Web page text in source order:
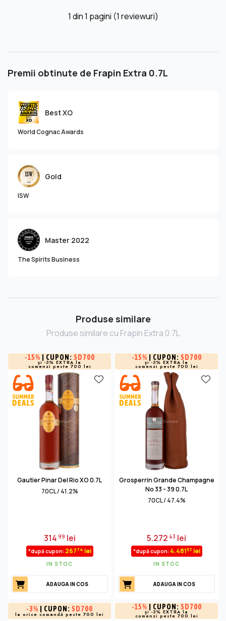
1 din1 pagini (1 reviewuri)
Premii obtinute de Frapin Extra 0.7L
Best XO
World Cognac Awards
Gold
ISW
Master 2022
The Spirits Business
Produse similare
Produse similare cu Frapin Extra 0.7L
-15% | CUPON: SD700
și -3% EXTRA la
comenzi peste 700 lei
Gautier Pinar Del Rio XO 0.7L
70CL / 41.2%
31499 lei
*după cupon: 26774 lei
IN STOC
ADAUGA IN COS
-15% | CUPON: SD700
și -3% EXTRA la
comenzi peste 700 lei
Grosperrin Grande Champagne
No 33 - 39 0.7L
70CL / 47.4%
5.272 43 lei
*după cupon: 4.48157 lei
IN STOC
ADAUGA IN COS
-3% | CUPON: SD700
la orice comandă peste 700 lei
-15% | CUPON: SD700
și -3% EXTRA la
comenzi peste 700 lei